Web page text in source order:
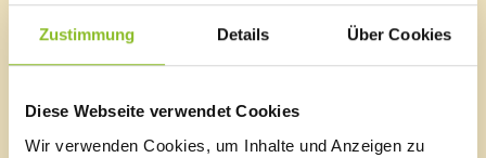
Zustimmung Details Über Cookies
Diese Webseite verwendet Cookies
Wir verwenden Cookies, um Inhalte und Anzeigen zu
Ein Standort in Amerlügen befindet sich noch in der
optimistisch, zeitnah eine geeignete Lösung
präsentieren zu können.